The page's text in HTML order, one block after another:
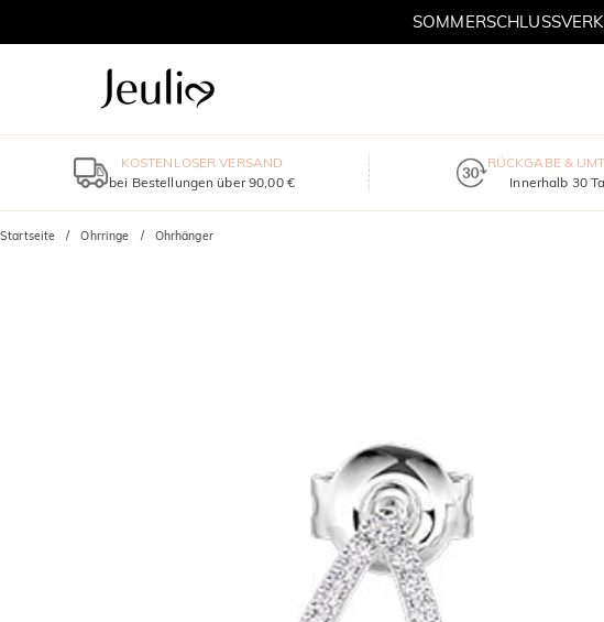
KOSTENLOSER VERSAND
bei Bestellungen über 90,00 €
RÜCKGABE &
Innerhalb 30
Startseite Ohrringe Ohrhänger